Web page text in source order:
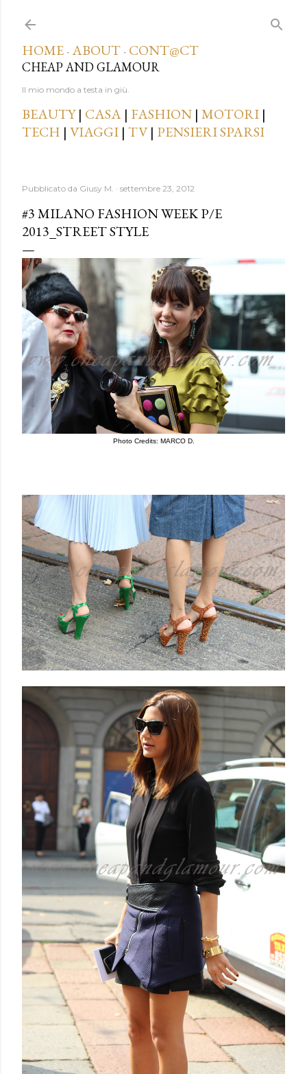
HOME · ABOUT · CONT@CT
CHEAP AND GLAMOUR
Il mio mondo a testa in giù.
BEAUTY| CASA | FASHION | MOTORI |
TECH | VIAGGI | TV| PENSIERI SPARSI
Pubblicato da Giusy M. settembre 23, 2012
#3 MILANO FASHION WEEK P/E
2013_STREET STYLE
Photo Credits: MARCO D.